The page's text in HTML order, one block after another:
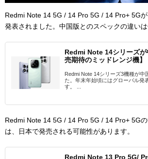
Redmi Note 14 5G / 14 Pro 5G / 14 Pro+ 5G
発表されました。中国版とのスペックの違いは
Redmi Note 14シリーズ
売期待のミッドレンジ機】
Redmi Note 14シリーズ3機種が中
た。年末年始頃にはグローバル発
す。 ...
Redmi Note 14 5G / 14 Pro 5G / 14 Pro+ 5G
は、日本で発売される可能性があります。
Redmi Note 13 Pro 5G/